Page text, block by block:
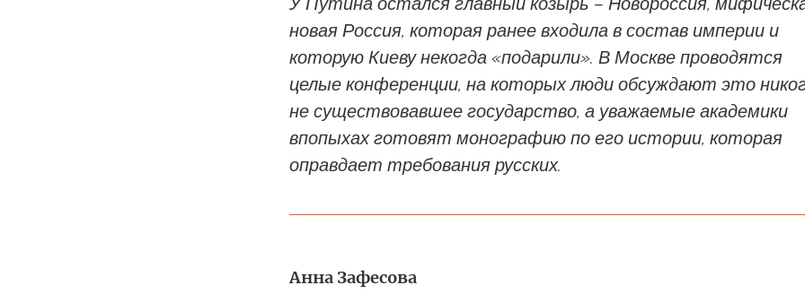
новая Россия, которая ранее входила в состав империи и
которую Киеву некогда «подарили». В Москве проводятся
целые конференции, на которых люди обсуждают это
не существовавшее государство, а уважаемые академики
впопыхах готовят монографию по его истории, которая
оправдает требования русских.
Анна Зафесова